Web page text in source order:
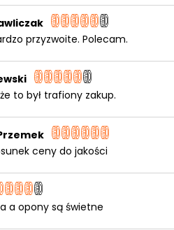
przyzwoite. Polecam.
to był trafiony zakup.
ceny do jakości
a opony są świetne